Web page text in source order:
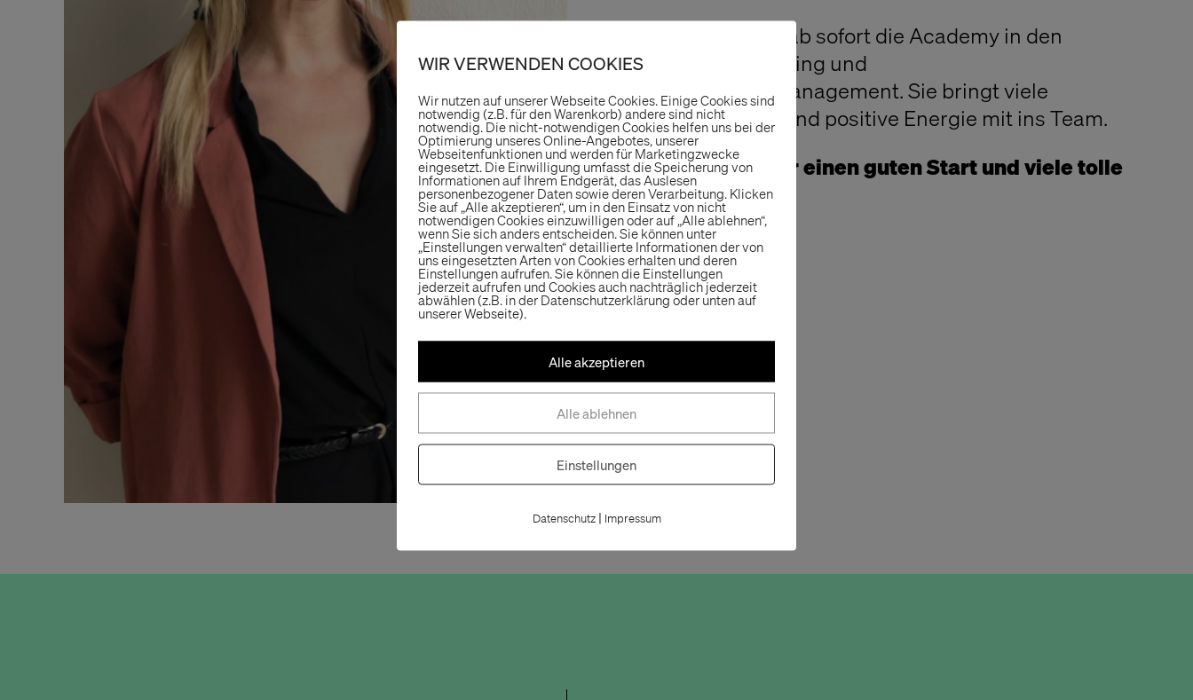
Aleks unterstütz ab sofort die Academy in den
Bereichen Marketing und
Veranstaltungsmanagement. Sie bringt viele
Fachkenntnisse und positive Energie mit ins Team.
Wir wünschen ihr einen guten Start und viele tolle
Erfahrungen.
WIR VERWENDEN COOKIES
Wir nutzen auf unserer Webseite Cookies. Einige Cookies sind
notwendig (z.B. für den Warenkorb) andere sind nicht
notwendig. Die nicht-notwendigen Cookies helfen uns bei der
Optimierung unseres Online-Angebotes, unserer
Webseitenfunktionen und werden für Marketingzwecke
eingesetzt. Die Einwilligung umfasst die Speicherung von
Informationen auf Ihrem Endgerät, das Auslesen
personenbezogener Daten sowie deren Verarbeitung. Klicken
Sie auf „Alle akzeptieren“, um in den Einsatz von nicht
notwendigen Cookies einzuwilligen oder auf „Alle ablehnen“,
wenn Sie sich anders entscheiden. Sie können unter
„Einstellungen verwalten“ detaillierte Informationen der von
uns eingesetzten Arten von Cookies erhalten und deren
Einstellungen aufrufen. Sie können die Einstellungen
jederzeit aufrufen und Cookies auch nachträglich jederzeit
abwählen (z.B. in der Datenschutzerklärung oder unten auf
unserer Webseite).
Alle akzeptieren
Alle ablehnen
Einstellungen
Datenschutz| Impressum